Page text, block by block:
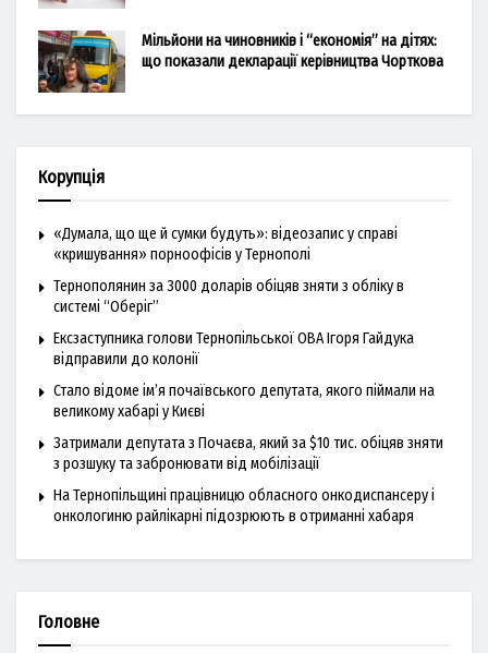
Мільйони на чиновників і “економія” на дітях:
що показали декларації керівництва Чорткова
Корупція
«Думала, що ще й сумки будуть»: відеозапис у справі
«кришування» порноофісів у Тернополі
Тернополянин за 3000 доларів обіцяв зняти з обліку в
системі “Оберіг”
Ексзаступника голови Тернопільської ОВА Ігоря Гайдука
відправили до колонії
Стало відоме ім’я почаївського депутата, якого піймали на
великому хабарі у Києві
Затримали депутата з Почаєва, який за $10 тис. обіцяв зняти
з розшуку та забронювати від мобілізації
На Тернопільщині працівницю обласного онкодиспансеру і
онкологиню райлікарні підозрюють в отриманні хабаря
Головне